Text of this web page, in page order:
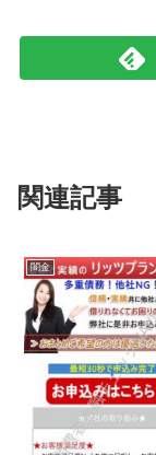
関連記事
闇金